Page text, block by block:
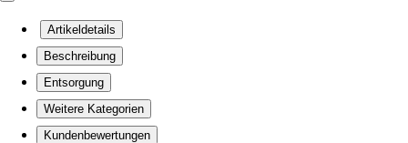
Artikeldetails
Beschreibung
Entsorgung
Weitere Kategorien
Kundenbewertungen